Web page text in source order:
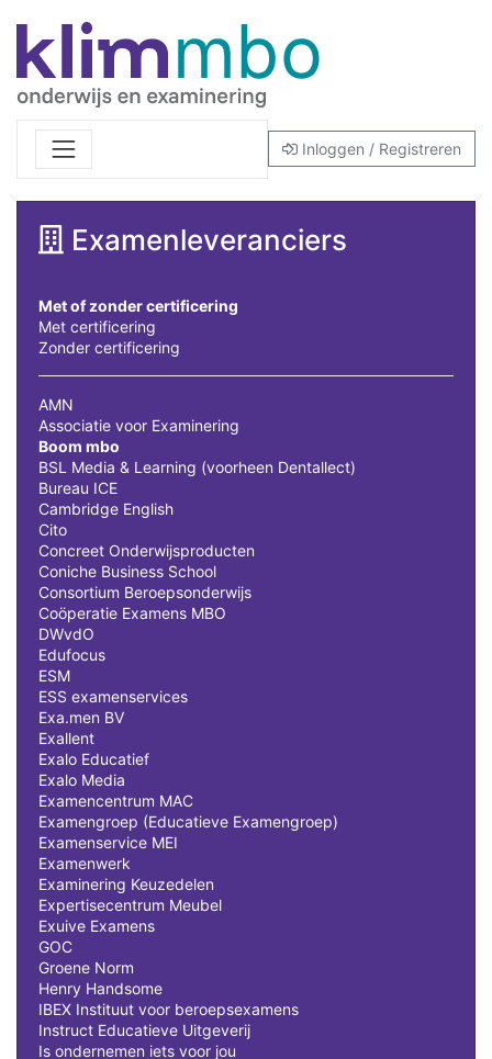
Inloggen / Registreren
Examenleveranciers
Met of zonder certificering
Met certificering
Zonder certificering
AMN
Associatie voor Examinering
Boom mbo
BSL Media & Learning (voorheen Dentallect)
Bureau ICE
Cambridge English
Cito
Concreet Onderwijsproducten
Coniche Business School
Consortium Beroepsonderwijs
Coöperatie Examens MBO
DWvdO
Edufocus
ESM
ESS examenservices
Exa.men BV
Exallent
Exalo Educatief
Exalo Media
Examencentrum MAC
Examengroep (Educatieve Examengroep)
Examenservice MEI
Examenwerk
Examinering Keuzedelen
Expertisecentrum Meubel
Exuive Examens
GOC
Groene Norm
Henry Handsome
IBEX Instituut voor beroepsexamens
Instruct Educatieve Uitgeverij
Is ondernemen iets voor jou